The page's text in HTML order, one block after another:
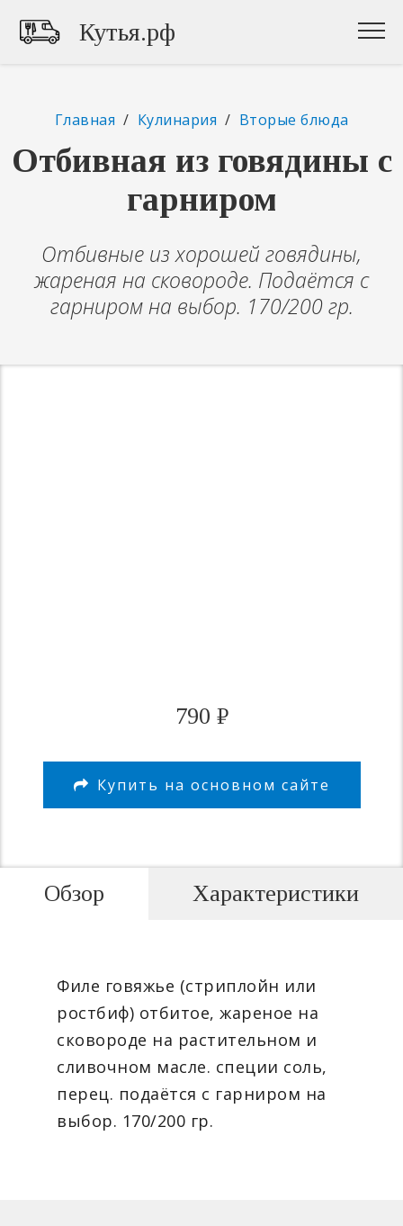
Кутья.рф
Главная / Кулинария / Вторые блюда
Отбивная из говядины с
гарниром
Отбивные из хорошей говядины,
жареная на сковороде. Подаётся с
гарниром на выбор. 170/200 гр.
790 ₽
Купить на основном сайте
Обзор
Филе говяжье (стриплойн или
ростбиф) отбитое, жареное на
сковороде на растительном и
сливочном масле. специи соль,
перец. подаётся с гарниром на
выбор. 170/200 гр.
Характеристики